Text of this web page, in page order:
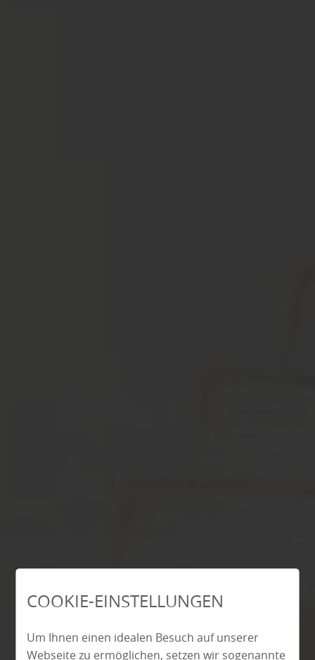
COOKIE-EINSTELLUNGEN
Um Ihnen einen idealen Besuch auf unserer
Webseite zu ermöglichen, setzen wir sogenannte